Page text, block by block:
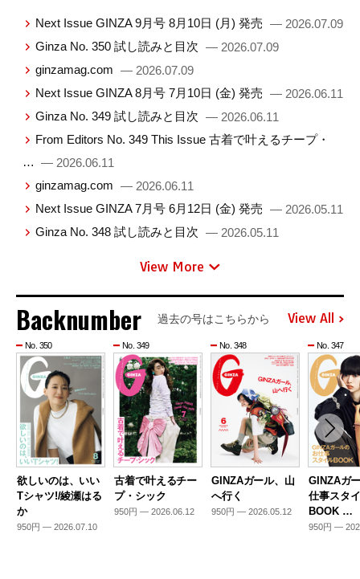
Next Issue GINZA 9月号 8月10日 (月) 発売 — 2026.07.09
Ginza No. 350 試し読みと目次 — 2026.07.09
ginzamag.com — 2026.07.09
Next Issue GINZA 8月号 7月10日 (金) 発売 — 2026.06.11
Ginza No. 349 試し読みと目次 — 2026.06.11
From Editors No. 349 This Issue 古着で叶えるチープ・
… — 2026.06.11
ginzamag.com — 2026.06.11
Next Issue GINZA 7月号 6月12日 (金) 発売 — 2026.05.11
Ginza No. 348 試し読みと目次 — 2026.05.11
View More
Backnumber 過去の号はこちらから View All
No. 350
欲しいのは、いい
Tシャツ!/綾瀬はる
か
950円 — 2026.07.10
No. 349
古着で叶えるチー
プ・シック
950円 — 2026.06.12
No. 348
GINZAガール、山
へ行く
950円 — 2026.05.12
No. 347
GINZAガ
仕事スタ
BOOK …
950円 —